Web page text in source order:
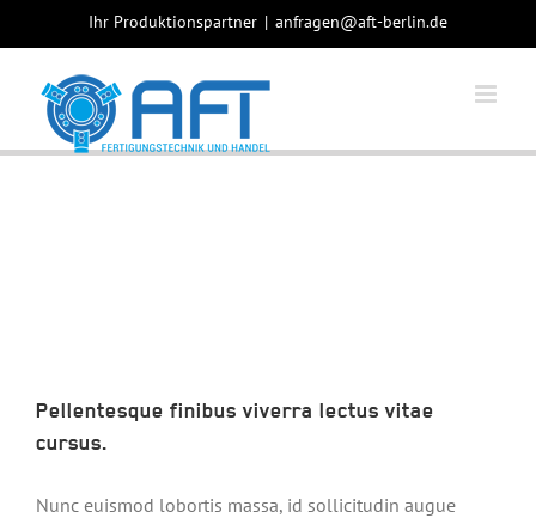
to
content
Ihr Produktionspartner | anfragen@aft-berlin.de
Pellentesque finibus viverra lectus vitae
cursus.
Nunc euismod lobortis massa, id sollicitudin augue